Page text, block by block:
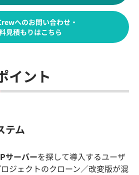
へのお問い合わせ・
見積もりはこちら
イント
テム
サーバーを探して導入するユーザ
ジェクトのクローン／改変版が混